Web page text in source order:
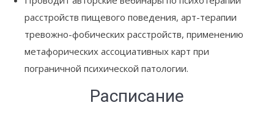
расстройств пищевого поведения, арт-терапии
тревожно-фобических расстройств, применению
метафорических ассоциативных карт при
пограничной психической патологии.
Расписание